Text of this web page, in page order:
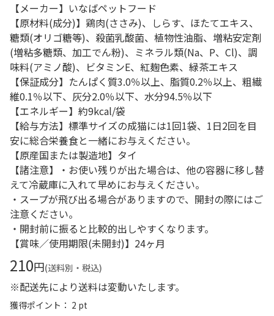
【メーカー】いなばペットフード
【原材料(成分)】鶏肉(ささみ)、しらす、ほたてエキス、
糖類(オリゴ糖等)、殺菌乳酸菌、植物性油脂、増粘安定剤
(増粘多糖類、加工でん粉)、ミネラル類(Na、P、Cl)、調
味料(アミノ酸)、ビタミンE、紅麹色素、緑茶エキス
【保証成分】たんぱく質3.0％以上、脂質0.2％以上、粗繊
維0.1％以下、灰分2.0％以下、水分94.5％以下
【エネルギー】約9kcal/袋
【給与方法】標準サイズの成猫には1回1袋、1日2回を目
安に総合栄養食と一緒にお与えください。
【原産国または製造地】タイ
【諸注意】・お使い残りが出た場合は、他の容器に移し替
えて冷蔵庫に入れて早めにお与えください。
・スープが飛び出る場合がありますので、開封の際にはご
注意ください。
・開封前に振ると比較的出しやすくなります。
【賞味／使用期限(未開封)】24ヶ月
210円(送料別・税込)
※配送先により送料は変動いたします。
獲得ポイント： 2 pt